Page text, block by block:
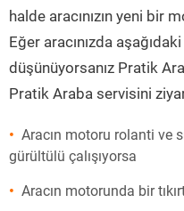
halde aracınızın yeni bir
Eğer aracınızda
düşünüyorsanız Pratik
Pratik Araba servisini
Aracın motoru rolanti ve
gürültülü çalışıyorsa
Aracın motorunda bir